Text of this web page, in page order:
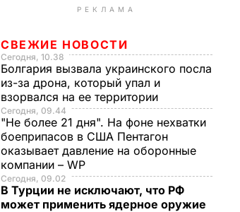
РЕКЛАМА
СВЕЖИЕ НОВОСТИ
Сегодня, 10.38
Болгария вызвала украинского посла
из-за дрона, который упал и
взорвался на ее территории
Сегодня, 09.44
"Не более 21 дня". На фоне нехватки
боеприпасов в США Пентагон
оказывает давление на оборонные
компании – WP
Сегодня, 09.02
В Турции не исключают, что РФ
может применить ядерное оружие